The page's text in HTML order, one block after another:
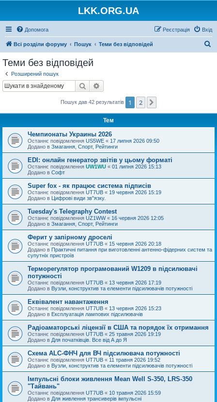
LKK.ORG.UA
Допомога Вхід
Реєстрація
Всі розділи форуму Пошук Теми без відповідей
Теми без відповідей
Розширений пошук
Пошук
Пошук дав 42 результатів 1 2
Тем
Чемпионаты Украины 2026
Останнє повідомлення US5WE « 17 липня 2026 09:50
Додано в Змагання, Спорт, Рейтинги
EDI: онлайн генератор звітів у цьому форматі
Останнє повідомлення UW1WU « 01 липня 2026 15:13
Додано в Софт
Super fox - як працює система підписів
Останнє повідомлення UT7UB « 19 червня 2026 15:19
Додано в Цифрові види зв"язку.
Tuesday's Telegraphy Contest
Останнє повідомлення UZ1WW« 16 червня 2026 12:05
Додано в Змагання, Спорт, Рейтинги
Ферит у запірному дроселі
Останнє повідомлення UT7UB « 15 червня 2026 20:18
Додано в Практичні питання при виготовленні антенно-фідерних систем та
супутніх пристроїв
Терморегулятор програмований W1209 в підсилювачі
потужності
Останнє повідомлення UT7UB « 13 червня 2026 17:19
Додано в Вузли, конструктив та елементи підсилювачів потужності
Еквівалент навантаження
Останнє повідомлення UT7UB « 13 червня 2026 15:23
Додано в Експлуатація лампових підсилювачів
Радіоаматорські ліцензії в США та порядок їх отримання
Останнє повідомлення UT7UB « 25 травня 2026 19:19
Додано в Для початківців. Все від А до Я
Схема ALC-ФНЧ для ВЧ підсилювача потужності
Останнє повідомлення UT7UB « 11 травня 2026 19:52
Додано в Вузли, конструктив та елементи підсилювачів потужності
Імпульсні блоки живлення Mean Well S-350, LRS-350
"Тайвань"
Останнє повідомлення UT7UB « 10 травня 2026 15:59
Додано в Для живлення трансиверів імпульсні